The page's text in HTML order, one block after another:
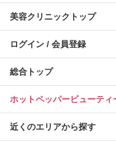
美容クリニックトップ
ログイン / 会員登録
総合トップ
ホットペッパービューテ
近くのエリアから探す